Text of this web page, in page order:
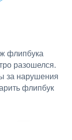
флипбука
разошелся.
за нарушения
флипбук